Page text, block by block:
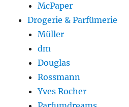
McPaper
Drogerie & Parfümerie
Müller
dm
Douglas
Rossmann
Yves Rocher